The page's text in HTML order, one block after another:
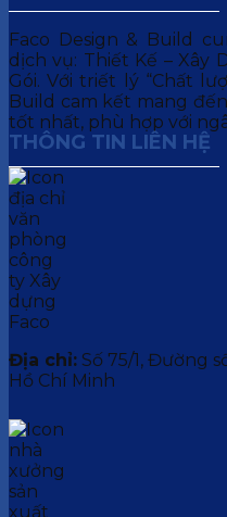
Faco Design & Build
dịch vụ: Thiết Kế – Xây
Gói. Với triết lý “Chất
Build cam kết mang
tốt nhất, phù hợp với
THÔNG TIN LIÊN HỆ
Địa chỉ: Số 75/1, Đường
Hồ Chí Minh